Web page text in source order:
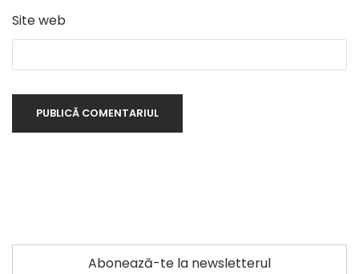
Site web
Abonează-te la newsletterul